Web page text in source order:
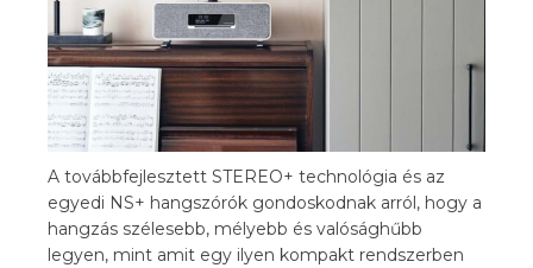
A továbbfejlesztett STEREO+ technológia és az
egyedi NS+ hangszórók gondoskodnak arról, hogy a
hangzás szélesebb, mélyebb és valósághűbb
legyen, mint amit egy ilyen kompakt rendszerben